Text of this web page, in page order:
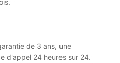
de 3 ans, une
d'appel 24 heures sur 24.